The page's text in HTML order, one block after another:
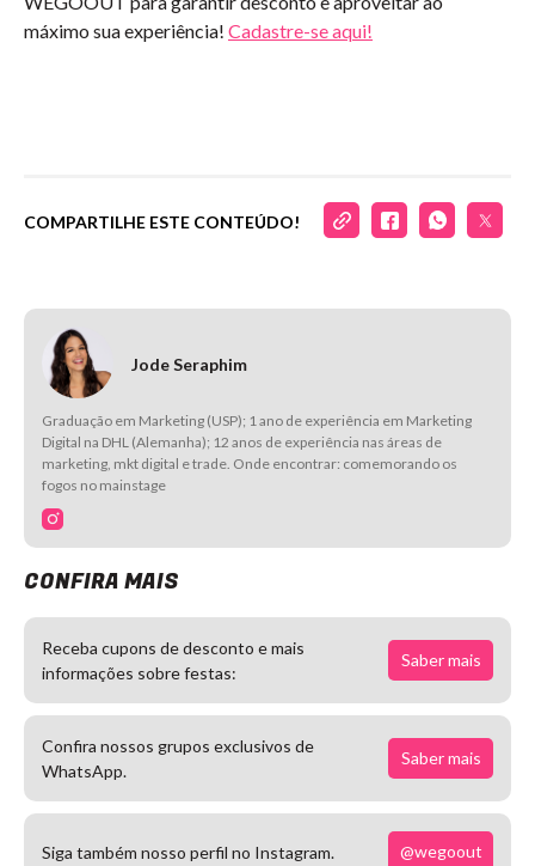
máximo sua experiência! Cadastre-se aqui!
COMPARTILHE ESTE CONTEÚDO!
Jode Seraphim
Graduação em Marketing (USP); 1 ano de experiência em Marketing
Digital na DHL (Alemanha); 12 anos de experiência nas áreas de
marketing, mkt digital e trade. Onde encontrar: comemorando os
fogos no mainstage
CONFIRA MAIS
Receba cupons de desconto e mais
informações sobre festas:
Saber mais
Confira nossos grupos exclusivos de
WhatsApp.
Saber mais
Siga também nosso perfil no Instagram. @wegoout